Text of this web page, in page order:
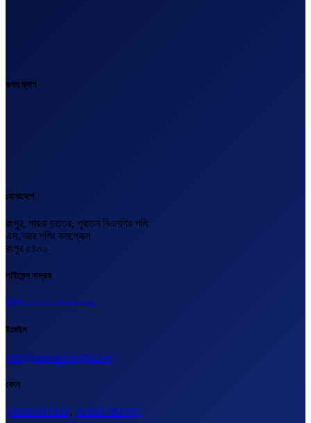
গুগল ম্যাপ
যোগাযোগ
রংপুর, পায়রা চত্তর, পুরাতন বিএনপির গলি
এস, আর শপিং কমপ্লেক্স
রংপুর ৫৪০০
লাইসেন্স নাম্বার
বিএল-২০২৩-২৪০০০১৬২
ইমেইল
info@outsourcingbd.net
ফোন
01828-015102, 01950-962207